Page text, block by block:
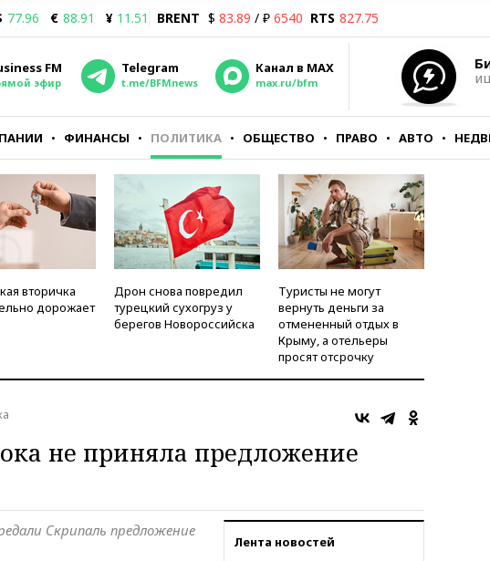
77.96 € 88.91 ¥ 11.51 BRENT $ 83.89 / ₽ 6540 RTS 827.75
FM
эфир
Telegram
t.me/BFMnews
Канал в MAX
max.ru/bfm
ФИНАНСЫ ПОЛИТИКА ОБЩЕСТВО ПРАВО АВТО
вторичка
дорожает
Дрон снова повредил
турецкий сухогруз у
берегов Новороссийска
Туристы не могут
вернуть деньги за
отмененный отдых в
Крыму, а отельеры
просят отсрочку
не приняла предложение
Лента новостей
Скрипаль предложение